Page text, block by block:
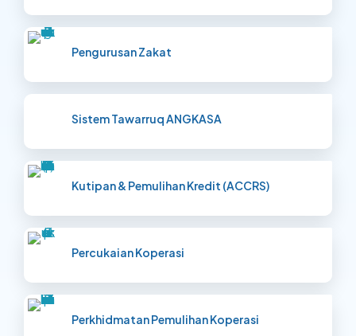
Pengurusan Zakat
Sistem TawarruqANGKASA
Kutipan & Pemulihan Kredit (ACCRS)
Percukaian Koperasi
Perkhidmatan Pemulihan Koperasi